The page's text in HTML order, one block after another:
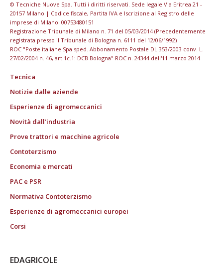
© Tecniche Nuove Spa. Tutti i diritti riservati. Sede legale Via Eritrea 21 -
20157 Milano | Codice fiscale, Partita IVA e Iscrizione al Registro delle
imprese di Milano: 00753480151
Registrazione Tribunale di Milano n. 71 del 05/03/2014 (Precedentemente
registrata presso il Tribunale di Bologna n. 6111 del 12/06/1992)
ROC "Poste italiane Spa sped. Abbonamento Postale DL 353/2003 conv. L.
27/02/2004 n. 46, art.1c.1: DCB Bologna" ROC n. 24344 dell'11 marzo 2014
Tecnica
Notizie dalle aziende
Esperienze di agromeccanici
Novità dall’industria
Prove trattori e macchine agricole
Contoterzismo
Economia e mercati
PAC e PSR
Normativa Contoterzismo
Esperienze di agromeccanici europei
Corsi
EDAGRICOLE